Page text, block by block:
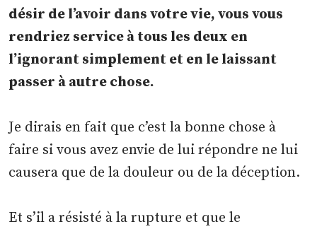
désir de l’avoir dans votre vie, vous vous
rendriez service à tous les deux en
l’ignorant simplement et en le laissant
passer à autre chose.
Je dirais en fait que c’est la bonne chose à
faire si vous avez envie de lui répondre ne lui
causera que de la douleur ou de la déception.
Et s’il a résisté à la rupture et que le